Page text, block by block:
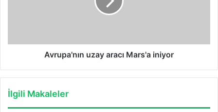
Avrupa'nın uzay aracı Mars'a iniyor
İlgili Makaleler